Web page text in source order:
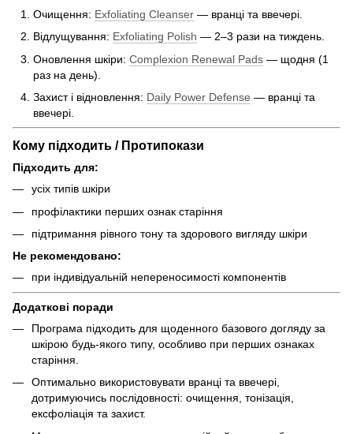
Очищення: Exfoliating Cleanser — вранці та ввечері.
Відлущування: Exfoliating Polish — 2–3 рази на тиждень.
Оновлення шкіри: Complexion Renewal Pads — щодня (1
раз на день).
Захист і відновлення: Daily Power Defense — вранці та
ввечері.
Кому підходить / Протипокази
Підходить для:
усіх типів шкіри
профілактики перших ознак старіння
підтримання рівного тону та здорового вигляду шкіри
Не рекомендовано:
при індивідуальній непереносимості компонентів
Додаткові поради
Програма підходить для щоденного базового догляду за
шкірою будь-якого типу, особливо при перших ознаках
старіння.
Оптимально використовувати вранці та ввечері,
дотримуючись послідовності: очищення, тонізація,
ексфоліація та захист.